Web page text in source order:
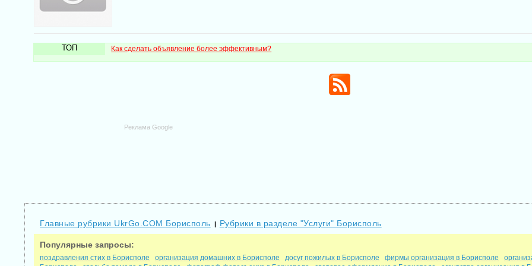
ТОП Как сделать объявление более эффективным?
Реклама Google
Главные рубрики UkrGo.COM Борисполь | Рубрики в разделе "Услуги" Борисполь
Популярные запросы:
поздравления стих в Борисполе организация домашних в Борисполе досуг пожилых в Борисполе фирмы организация в Борисполе